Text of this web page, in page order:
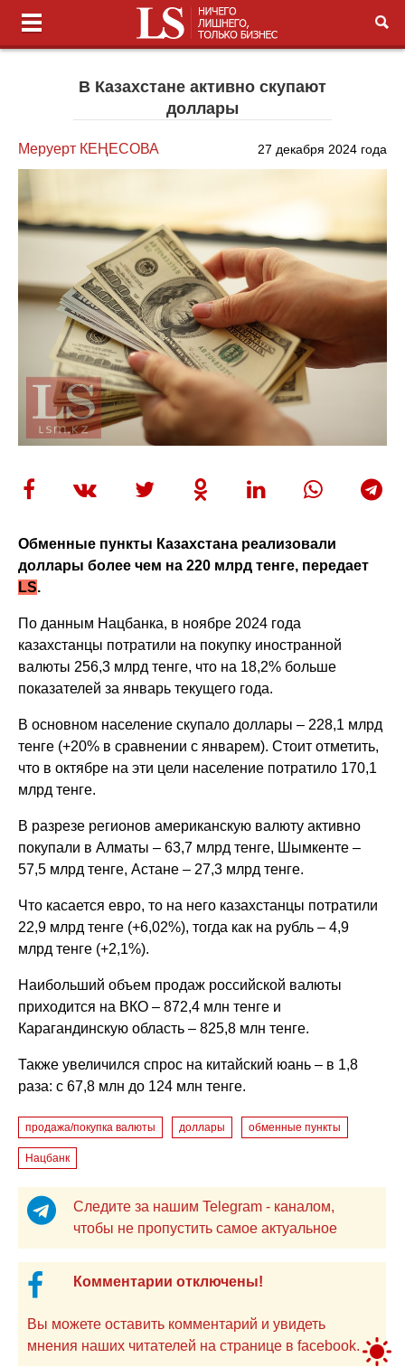
В Казахстане активно скупают
доллары
Меруерт КЕҢЕСОВА 27 декабря 2024 года
Обменные пункты Казахстана реализовали
доллары более чем на 220 млрд тенге, передает
LS.
По данным Нацбанка, в ноябре 2024 года
казахстанцы потратили на покупку иностранной
валюты 256,3 млрд тенге, что на 18,2% больше
показателей за январь текущего года.
В основном население скупало доллары – 228,1 млрд
тенге (+20% в сравнении с январем). Стоит отметить,
что в октябре на эти цели население потратило 170,1
млрд тенге.
В разрезе регионов американскую валюту активно
покупали в Алматы – 63,7 млрд тенге, Шымкенте –
57,5 млрд тенге, Астане – 27,3 млрд тенге.
Что касается евро, то на него казахстанцы потратили
22,9 млрд тенге (+6,02%), тогда как на рубль – 4,9
млрд тенге (+2,1%).
Наибольший объем продаж российской валюты
приходится на ВКО – 872,4 млн тенге и
Карагандинскую область – 825,8 млн тенге.
Также увеличился спрос на китайский юань – в 1,8
раза: с 67,8 млн до 124 млн тенге.
продажа/покупка валюты доллары обменные пункты
Нацбанк
Следите за нашим Telegram - каналом,
чтобы не пропустить самое актуальное
Комментарии отключены!
Вы можете оставить комментарий и увидеть
мнения наших читателей на странице в facebook.